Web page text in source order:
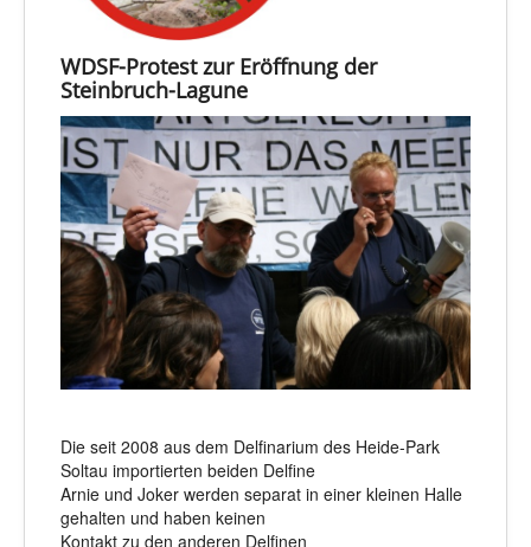
WDSF-Protest zur Eröffnung der
Steinbruch-Lagune
Die seit 2008 aus dem Delfinarium des Heide-Park
Soltau importierten beiden Delfine
Arnie und Joker werden separat in einer kleinen Halle
gehalten und haben keinen
Kontakt zu den anderen Delfinen